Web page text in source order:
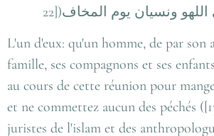
ونسيان يوم المخاف([22
L'un d'eux: qu'un homme, de par son
famille, ses compagnons et ses
au cours de cette réunion pour
et ne commettez aucun des péchés
juristes de l'islam et des